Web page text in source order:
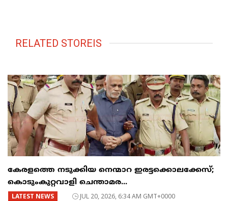
RELATED STOREIS
കേരളത്തെ നടുക്കിയ നെന്മാറ ഇരട്ടക്കൊലക്കേസ്;
കൊടുംകുറ്റവാളി ചെന്താമര...
LATEST NEWS JUL 20, 2026, 6:34 AM GMT+0000